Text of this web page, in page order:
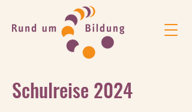
Schulreise 2024